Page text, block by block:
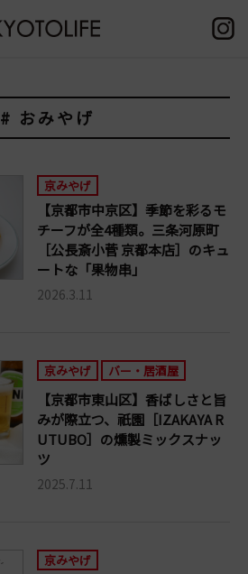
# おみやげ
京みやげ
【京都市中京区】季節を彩るモ
チーフが全4種類。三条河原町
［公長斎小菅 京都本店］のキュ
ートな「果物串」
2026.3.11
京みやげ バー・居酒屋
【京都市東山区】香ばしさと旨
みが際立つ、祇園［IZAKAYA R
UTUBO］の燻製ミックスナッ
ツ
2025.7.11
京みやげ